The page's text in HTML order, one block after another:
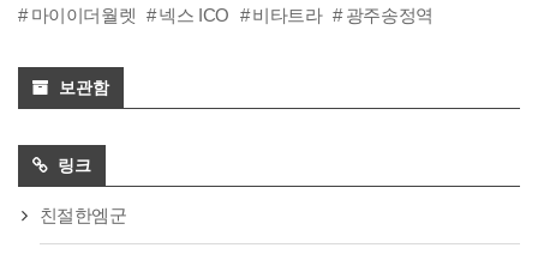
마이이더월렛
넥스 ICO 비타트라 광주송정역
보관함
링크
친절한엠군